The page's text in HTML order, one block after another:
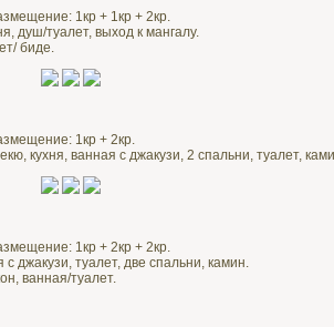
1кр + 1кр + 2кр.
душ/туалет, выход к мангалу.
биде.
1кр + 2кр.
кухня, ванная с джакузи, 2 спальни, туалет,
1кр + 2кр + 2кр.
джакузи, туалет, две спальни, камин.
ванная/туалет.